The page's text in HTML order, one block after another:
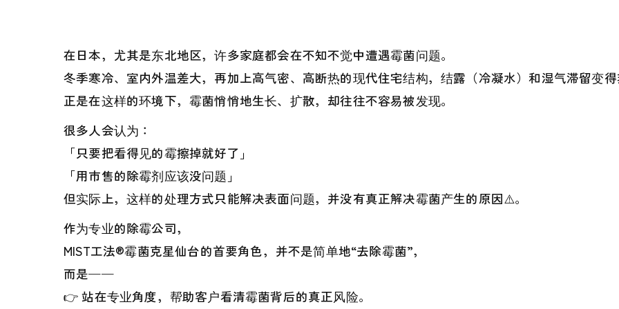
在日本，尤其是东北地区，许多家庭都会在不知不觉中遭遇霉菌问题。
冬季寒冷、室内外温差大，再加上高气密、高断热的现代住宅结构，结露（冷凝水）和湿气滞留变得
正是在这样的环境下，霉菌悄悄地生长、扩散，却往往不容易被发现。
很多人会认为：
「只要把看得见的霉擦掉就好了」
「用市售的除霉剂应该没问题」
但实际上，这样的处理方式只能解决表面问题，并没有真正解决霉菌产生的原因⚠️。
作为专业的除霉公司，
MIST工法®霉菌克星仙台的首要角色，并不是简单地“去除霉菌”，
而是——
👉 站在专业角度，帮助客户看清霉菌背后的真正风险。